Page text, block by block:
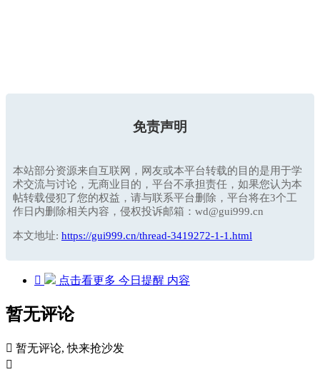
免责声明
本站部分资源来自互联网，网友或本平台转载的目的是用于学
术交流与讨论，无商业目的，平台不承担责任，如果您认为本
帖转载侵犯了您的权益，请与联系平台删除，平台将在3个工
作日内删除相关内容，侵权投诉邮箱：wd@gui999.cn
本文地址: https://gui999.cn/thread-3419272-1-1.html
 点击看更多 今日提醒 内容
暂无评论
 暂无评论, 快来抢沙发
